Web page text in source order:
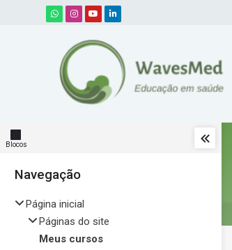
Skip to navigation
Skip to search form
Skip to login form
Ir para o conteúdo principal
Skip to accessibility options
Skip to footer
Skip accessibility options
Blocos
Pular Navegação
Navegação
Página inicial
Páginas do site
Meus cursos